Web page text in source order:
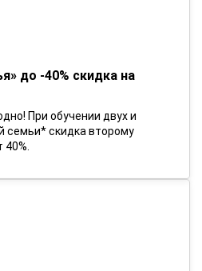
до -40% скидка на
При обучении двух и
семьи* скидка второму
40%.